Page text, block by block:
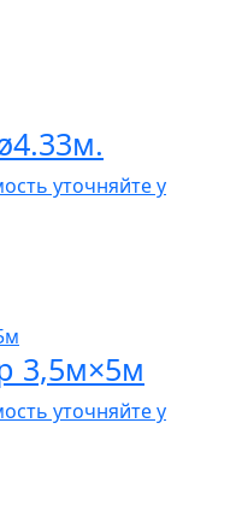
уточняйте у
3,5м×5м
уточняйте у